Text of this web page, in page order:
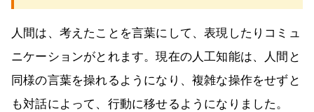
人間は、考えたことを言葉にして、表現したりコミュ
ニケーションがとれます。現在の人工知能は、人間と
同様の言葉を操れるようになり、複雑な操作をせずと
も対話によって、行動に移せるようになりました。